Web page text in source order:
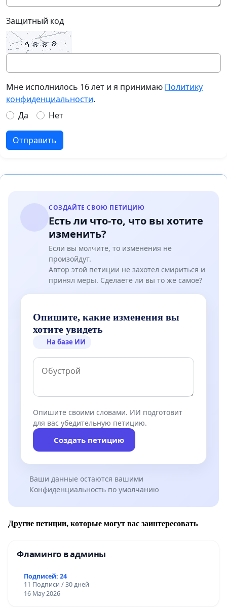
Защитный код
Мне исполнилось 16 лет и я принимаю Политику
конфиденциальности.
Да
Нет
Отправить
СОЗДАЙТЕ СВОЮ ПЕТИЦИЮ
Есть ли что-то, что вы хотите
изменить?
Если вы молчите, то изменения не
произойдут.
Автор этой петиции не захотел смириться и
принял меры. Сделаете ли вы то же самое?
Опишите, какие изменения вы
хотите увидеть
На базе ИИ
Опишите своими словами. ИИ подготовит
для вас убедительную петицию.
Создать петицию
Ваши данные остаются вашими
Конфиденциальность по умолчанию
Другие петиции, которые могут вас заинтересовать
Фламинго в админы
Подписей: 24
11 Подписи / 30 дней
16 May 2026